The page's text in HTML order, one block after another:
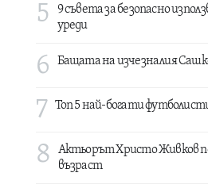
5
9 съвета за безопасно
уреди
6 Бащата на изчезналия
7 Топ 5 най-богати
8
Актьорът Христо Живков
възраст